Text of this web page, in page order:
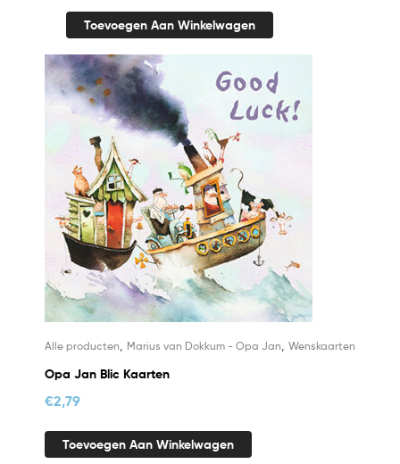
Toevoegen Aan Winkelwagen
Alle producten Marius van Dokkum - Opa Jan Wenskaarten
Opa Jan Blic Kaarten
€2,79
Toevoegen Aan Winkelwagen